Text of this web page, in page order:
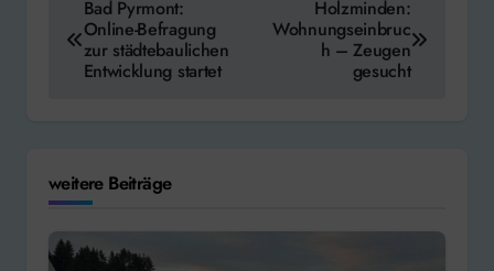
Bad Pyrmont:
Online-Befragung
zur städtebaulichen
Entwicklung startet
Holzminden:
Wohnungseinbruc
h – Zeugen
gesucht
weitere Beiträge